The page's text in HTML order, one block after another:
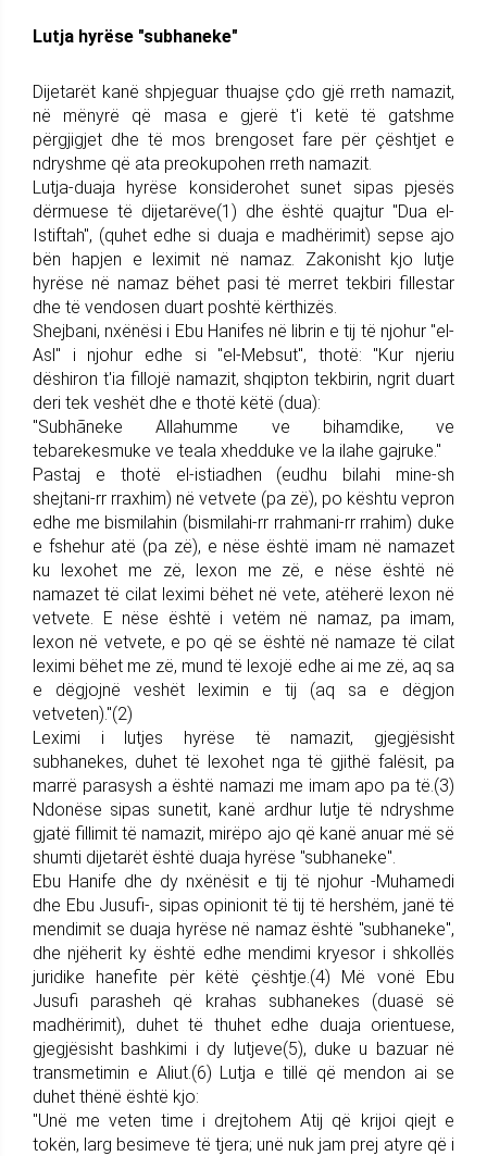
Lutja hyrëse "subhaneke"
Dijetarët kanë shpjeguar thuajse çdo gjë rreth namazit,
në mënyrë që masa e gjerë t'i ketë të gatshme
përgjigjet dhe të mos brengoset fare për çështjet e
ndryshme që ata preokupohen rreth namazit.
Lutja-duaja hyrëse konsiderohet sunet sipas pjesës
dërmuese të dijetarëve(1) dhe është quajtur "Dua el-
Istiftah", (quhet edhe si duaja e madhërimit) sepse ajo
bën hapjen e leximit në namaz. Zakonisht kjo lutje
hyrëse në namaz bëhet pasi të merret tekbiri fillestar
dhe të vendosen duart poshtë kërthizës.
Shejbani, nxënësi i Ebu Hanifes në librin e tij të njohur "el-
Asl" i njohur edhe si "el-Mebsut", thotë: "Kur njeriu
dëshiron t'ia fillojë namazit, shqipton tekbirin, ngrit duart
deri tek veshët dhe e thotë këtë (dua):
"Subhãneke Allahumme ve bihamdike, ve
tebarekesmuke ve teala xhedduke ve la ilahe gajruke."
Pastaj e thotë el-istiadhen (eudhu bilahi mine-sh
shejtani-rr rraxhim) në vetvete (pa zë), po kështu vepron
edhe me bismilahin (bismilahi-rr rrahmani-rr rrahim) duke
e fshehur atë (pa zë), e nëse është imam në namazet
ku lexohet me zë, lexon me zë, e nëse është në
namazet të cilat leximi bëhet në vete, atëherë lexon në
vetvete. E nëse është i vetëm në namaz, pa imam,
lexon në vetvete, e po që se është në namaze të cilat
leximi bëhet me zë, mund të lexojë edhe ai me zë, aq sa
e dëgjojnë veshët leximin e tij (aq sa e dëgjon
vetveten)."(2)
Leximi i lutjes hyrëse të namazit, gjegjësisht
subhanekes, duhet të lexohet nga të gjithë falësit, pa
marrë parasysh a është namazi me imam apo pa të.(3)
Ndonëse sipas sunetit, kanë ardhur lutje të ndryshme
gjatë fillimit të namazit, mirëpo ajo që kanë anuar më së
shumti dijetarët është duaja hyrëse "subhaneke".
Ebu Hanife dhe dy nxënësit e tij të njohur -Muhamedi
dhe Ebu Jusufi-, sipas opinionit të tij të hershëm, janë të
mendimit se duaja hyrëse në namaz është "subhaneke",
dhe njëherit ky është edhe mendimi kryesor i shkollës
juridike hanefite për këtë çështje.(4) Më vonë Ebu
Jusufi parasheh që krahas subhanekes (duasë së
madhërimit), duhet të thuhet edhe duaja orientuese,
gjegjësisht bashkimi i dy lutjeve(5), duke u bazuar në
transmetimin e Aliut.(6) Lutja e tillë që mendon ai se
duhet thënë është kjo:
"Unë me veten time i drejtohem Atij që krijoi qiejt e
tokën, larg besimeve të tjera; unë nuk jam prej atyre që i